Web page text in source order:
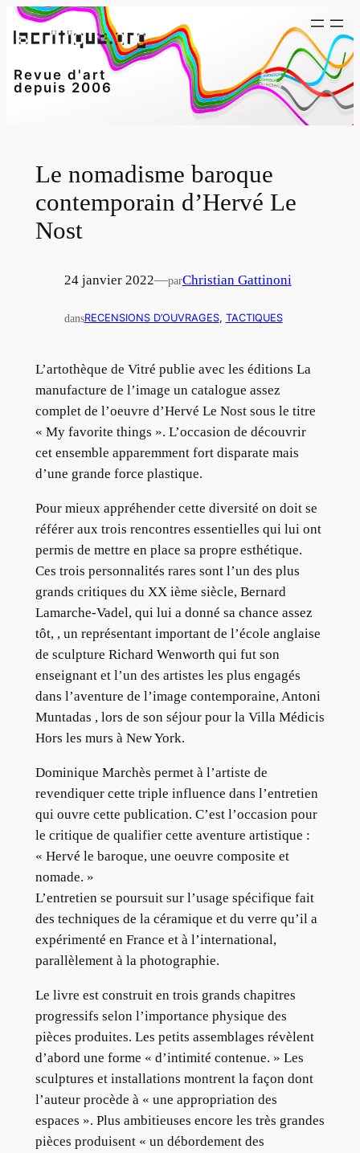
Aller
au
Revue d'art
depuis 2006
Le nomadisme baroque
contemporain d’Hervé Le
Nost
24 janvier 2022—parChristian Gattinoni
dansRECENSIONS D’OUVRAGES, TACTIQUES
L’artothèque de Vitré publie avec les éditions La
manufacture de l’image un catalogue assez
complet de l’oeuvre d’Hervé Le Nost sous le titre
« My favorite things ». L’occasion de découvrir
cet ensemble apparemment fort disparate mais
d’une grande force plastique.
Pour mieux appréhender cette diversité on doit se
référer aux trois rencontres essentielles qui lui ont
permis de mettre en place sa propre esthétique.
Ces trois personnalités rares sont l’un des plus
grands critiques du XX ième siècle, Bernard
Lamarche-Vadel, qui lui a donné sa chance assez
tôt, , un représentant important de l’école anglaise
de sculpture Richard Wenworth qui fut son
enseignant et l’un des artistes les plus engagés
dans l’aventure de l’image contemporaine, Antoni
Muntadas , lors de son séjour pour la Villa Médicis
Hors les murs à New York.
Dominique Marchès permet à l’artiste de
revendiquer cette triple influence dans l’entretien
qui ouvre cette publication. C’est l’occasion pour
le critique de qualifier cette aventure artistique :
« Hervé le baroque, une oeuvre composite et
nomade. »
L’entretien se poursuit sur l’usage spécifique fait
des techniques de la céramique et du verre qu’il a
expérimenté en France et à l’international,
parallèlement à la photographie.
Le livre est construit en trois grands chapitres
progressifs selon l’importance physique des
pièces produites. Les petits assemblages révèlent
d’abord une forme « d’intimité contenue. » Les
sculptures et installations montrent la façon dont
l’auteur procède à « une appropriation des
espaces ». Plus ambitieuses encore les très grandes
pièces produisent « un débordement des